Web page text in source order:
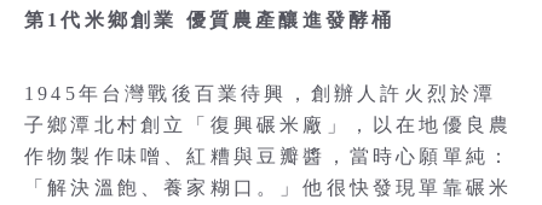
第1代米鄉創業 優質農產釀進發酵桶
1945年台灣戰後百業待興，創辦人許火烈於潭
子鄉潭北村創立「復興碾米廠」，以在地優良農
作物製作味噌、紅糟與豆瓣醬，當時心願單純：
「解決溫飽、養家糊口。」他很快發現單靠碾米